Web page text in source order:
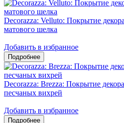
Decorazza: Velluto: Покрытие
матового шелка
Добавить в избранное
Decorazza: Brezza: Покрытие
песчаных вихрей
Добавить в избранное